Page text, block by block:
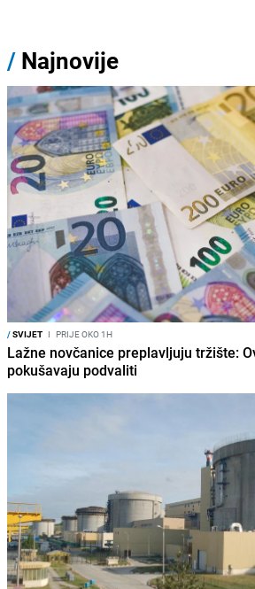
/ Najnovije
/SVIJET I PRIJE OKO 1H
Lažne novčanice preplavljuju tržište:
pokušavaju podvaliti